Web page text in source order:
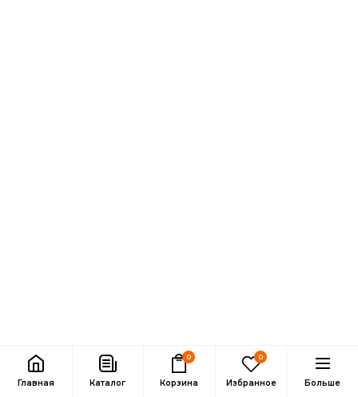
Главная Каталог
0
Корзина
0
Избранное Больше